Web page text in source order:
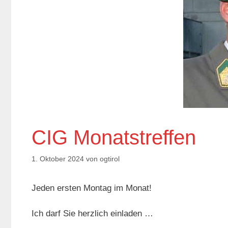
CIG Monatstreffen
1. Oktober 2024 von ogtirol
Jeden ersten Montag im Monat!
Ich darf Sie herzlich einladen …